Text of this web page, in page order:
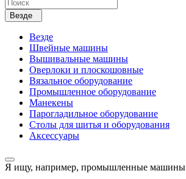
Везде
Везде
Швейные машины
Вышивальные машины
Оверлоки и плоскошовные
Вязальное оборудование
Промышленное оборудование
Манекены
Парогладильное оборудование
Столы для шитья и оборудования
Аксессуары
Я ищу, например, промышленные машины